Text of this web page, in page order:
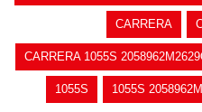
CARRERA
CARRERA 1055S
1055S 1055S